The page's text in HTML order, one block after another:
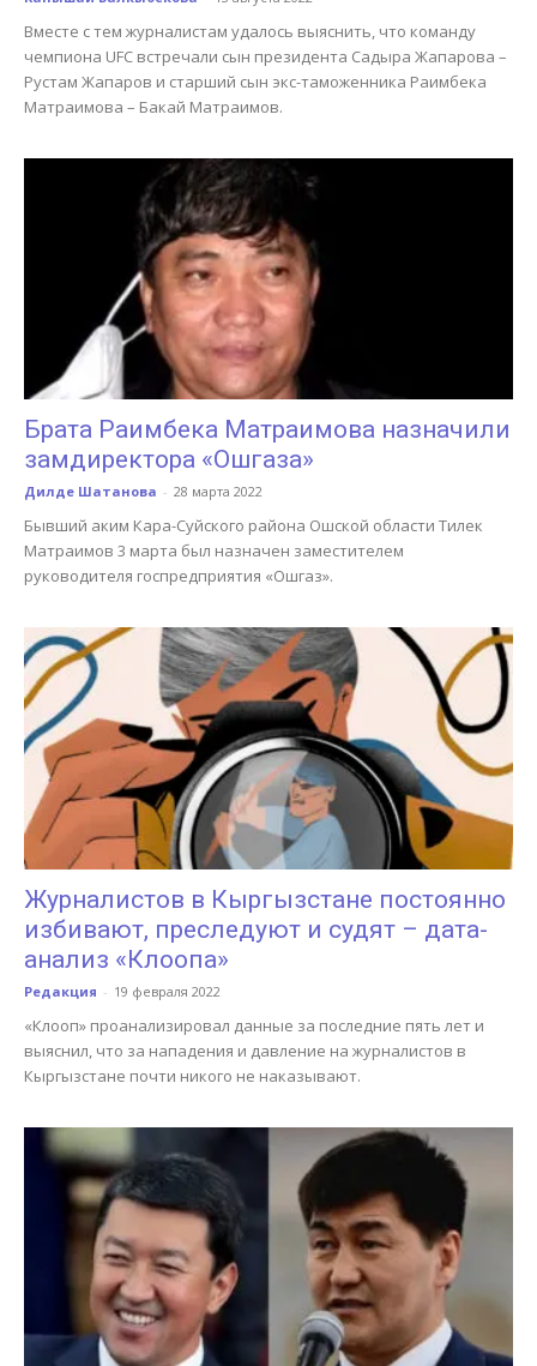
Вместе с тем журналистам удалось выяснить, что команду
чемпиона UFC встречали сын президента Садыра Жапарова –
Рустам Жапаров и старший сын экс-таможенника Раимбека
Матраимова – Бакай Матраимов.
Брата Раимбека Матраимова назначили
замдиректора «Ошгаза»
Дилде Шатанова - 28 марта 2022
Бывший аким Кара-Суйского района Ошской области Тилек
Матраимов 3 марта был назначен заместителем
руководителя госпредприятия «Ошгаз».
Журналистов в Кыргызстане постоянно
избивают, преследуют и судят – дата-
анализ «Клоопа»
Редакция - 19 февраля 2022
«Клооп» проанализировал данные за последние пять лет и
выяснил, что за нападения и давление на журналистов в
Кыргызстане почти никого не наказывают.